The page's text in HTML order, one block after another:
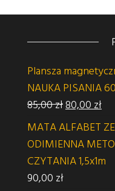
Plansza
NAUKA PISANIA
85,00złPierwotna
80,00 zł
MATA ALFABET
ODIMIENNA
CZYTANIA 1,5x1m
90,00 zł